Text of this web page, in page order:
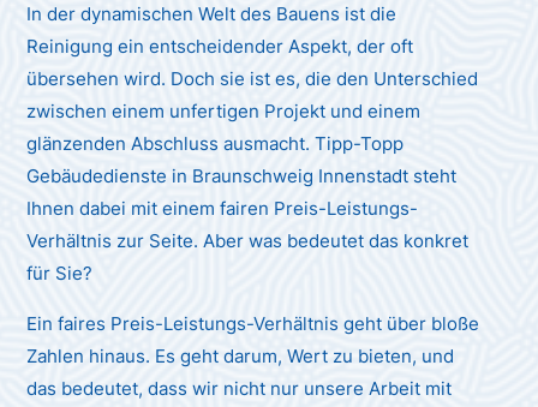
In der dynamischen Welt des Bauens ist die
Reinigung ein entscheidender Aspekt, der oft
übersehen wird. Doch sie ist es, die den Unterschied
zwischen einem unfertigen Projekt und einem
glänzenden Abschluss ausmacht. Tipp-Topp
Gebäudedienste in Braunschweig Innenstadt steht
Ihnen dabei mit einem fairen Preis-Leistungs-
Verhältnis zur Seite. Aber was bedeutet das konkret
für Sie?
Ein faires Preis-Leistungs-Verhältnis geht über bloße
Zahlen hinaus. Es geht darum, Wert zu bieten, und
das bedeutet, dass wir nicht nur unsere Arbeit mit